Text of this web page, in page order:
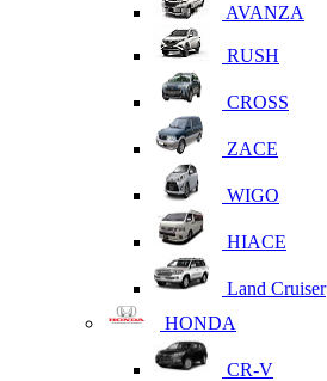
AVANZA
RUSH
CROSS
ZACE
WIGO
HIACE
Land Cruiser
HONDA
CR-V